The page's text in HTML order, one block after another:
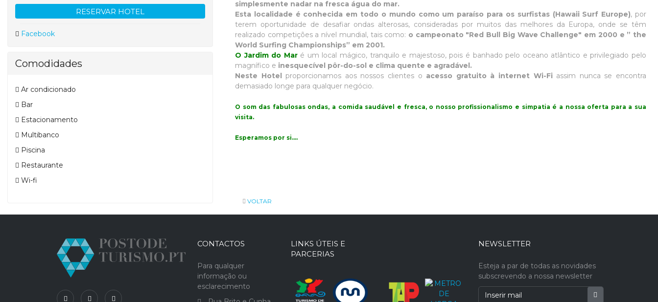
RESERVAR HOTEL
Facebook
Comodidades
Ar condicionado
Bar
Estacionamento
Multibanco
Piscina
Restaurante
Wi-fi
simplesmente nadar na fresca água do mar.
Esta localidade é conhecida em todo o mundo como um paraíso para os surfistas (Hawaii Surf Europe), por
terem oportunidade de desafiar ondas alterosas, consideradas por muitos das melhores da Europa, onde se têm
realizado competições a nível mundial, tais como: o campeonato "Red Bull Big Wave Challenge" em 2000 e ” the
World Surfing Championships” em 2001.
O Jardim do Maré um local mágico, tranquilo e majestoso, pois é banhado pelo oceano atlântico e privilegiado pelo
magnífico e inesquecível pôr-do-sol e clima quente e agradável.
Neste Hotel proporcionamos aos nossos clientes o acesso gratuito à internet Wi-Fi assim nunca se encontra
demasiado longe para qualquer negócio.
O som das fabulosas ondas, a comida saudável e fresca, o nosso profissionalismo e simpatia é a nossa oferta para a sua
visita.
Esperamos por si....
VOLTAR
CONTACTOS
Para qualquer
informação ou
esclarecimento
LINKS ÚTEIS E
PARCERIAS
NEWSLETTER
Esteja a par de todas as novidades
subscrevendo a nossa newsletter